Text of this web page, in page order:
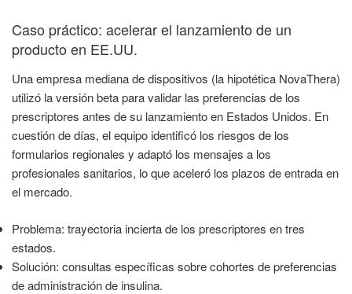
Caso práctico: acelerar el lanzamiento de un
producto en EE.UU.
Una empresa mediana de dispositivos (la hipotética NovaThera)
utilizó la versión beta para validar las preferencias de los
prescriptores antes de su lanzamiento en Estados Unidos. En
cuestión de días, el equipo identificó los riesgos de los
formularios regionales y adaptó los mensajes a los
profesionales sanitarios, lo que aceleró los plazos de entrada en
el mercado.
Problema: trayectoria incierta de los prescriptores en tres
estados.
Solución: consultas específicas sobre cohortes de preferencias
de administración de insulina.